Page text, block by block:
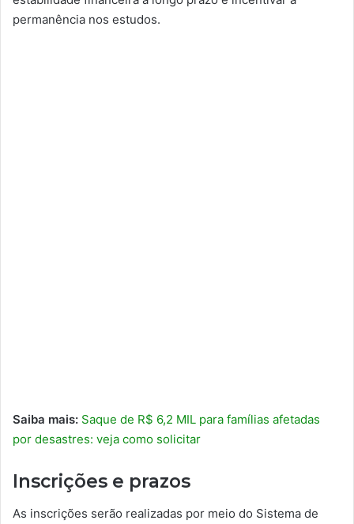
permanência nos estudos.
Saiba mais: Saque de R$ 6,2 MIL para famílias afetadas
por desastres: veja como solicitar
Inscrições e prazos
As inscrições serão realizadas por meio do Sistema de